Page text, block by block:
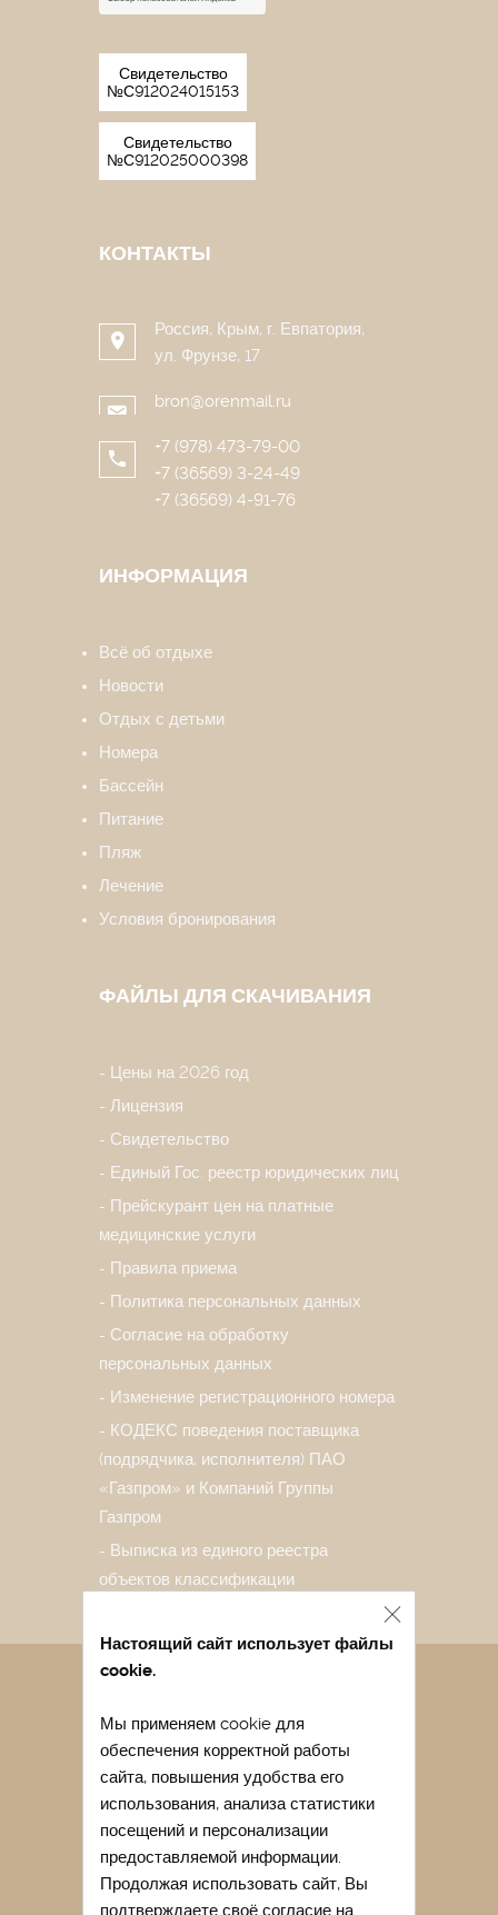
Свидетельство
№С912024015153
Свидетельство
№С912025000398
КОНТАКТЫ
Россия, Крым, г. Евпатория,
ул. Фрунзе, 17
bron@orenmail.ru
+7 (978) 473-79-00
+7 (36569) 3-24-49
+7 (36569) 4-91-76
ИНФОРМАЦИЯ
Всё об отдыхе
Новости
Отдых с детьми
Номера
Бассейн
Питание
Пляж
Лечение
Условия бронирования
ФАЙЛЫ ДЛЯ СКАЧИВАНИЯ
Цены на 2026 год
Лицензия
Свидетельство
Единый Гос. реестр юридических лиц
Прейскурант цен на платные
медицинские услуги
Правила приема
Политика персональных данных
Согласие на обработку
персональных данных
Изменение регистрационного номера
КОДЕКС поведения поставщика
(подрядчика, исполнителя) ПАО
«Газпром» и Компаний Группы
Газпром
Выписка из единого реестра
объектов классификации
Лечение в санатории Евпатории
Отдых в Евпатории весной
Отдых в Евпатории с детьми
Легочный санаторий Крыма
Купить путевку в санаторий Крыма
Настоящий сайт использует файлы
cookie.
Мы применяем cookie для
обеспечения корректной работы
сайта, повышения удобства его
использования, анализа статистики
посещений и персонализации
предоставляемой информации.
Продолжая использовать сайт, Вы
подтверждаете своё согласие на